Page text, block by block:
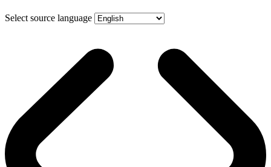
Select source language